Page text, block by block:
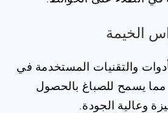
الخيمة
والتقنيات المستخدمة في
مما يسمح للصباغ بالحصول
وعالية الجودة.